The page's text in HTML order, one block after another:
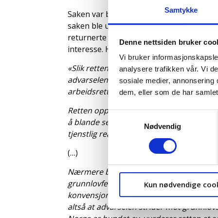
Samtykke
Denne nettsiden bruker
Vi bruker
analysere trafikken vår. Vi
sosiale medier,
dem, eller som de har
Samtykkevalg
Nødvendig
Kun nødvendige
Saken var berammet til september
saken ble utsatt frem til det var avklart
returnerte den 01.01.22, Staten
interesse. Heller ikke denne gang var
«Slik retten oppfatter søksmålet og de
advarselen inn i en langt større og
arbeidsrettslige mellom arbeidsgiver og
Retten oppfatter X søksmål slik at
å blande seg inn i forhold utenfor
tjenstlig reaksjon i form av advarsel,
(…)
Nærmere bestemt forstår retten X slik
grunnlovfestede rettigheter i Grunnloven
konvensjon nr. 87 artikkel 3. Når det
altså at advarselen strider mot